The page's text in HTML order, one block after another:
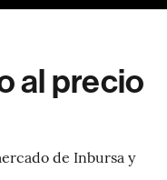
al precio
de Inbursa y